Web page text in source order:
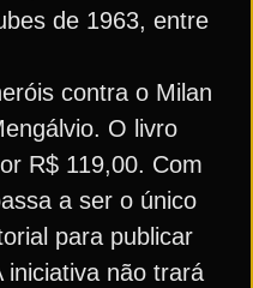
de 1963, entre
contra o Milan
O livro
R$ 119,00. Com
a ser o único
para publicar
iniciativa não trará